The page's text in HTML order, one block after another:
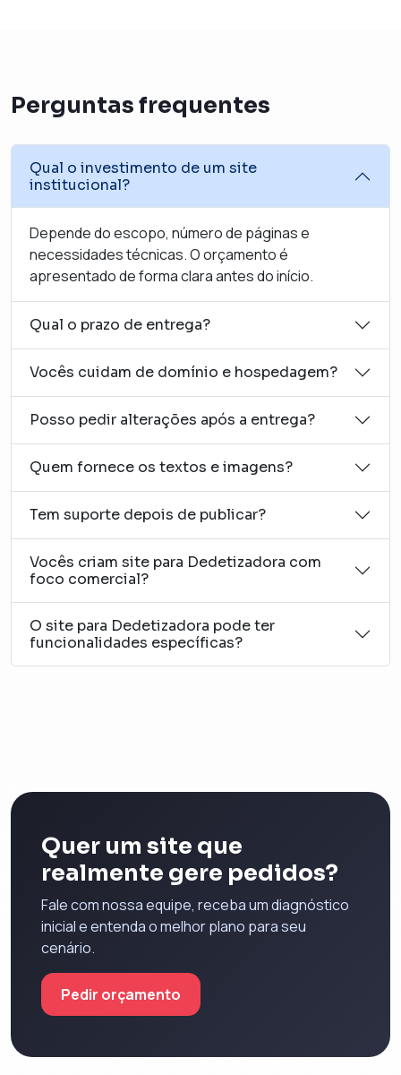
Perguntas frequentes
Qual o investimento de um site
institucional?
Depende do escopo, número de páginas e
necessidades técnicas. O orçamento é
apresentado de forma clara antes do início.
Qual o prazo de entrega?
Vocês cuidam de domínio e hospedagem?
Posso pedir alterações após a entrega?
Quem fornece os textos e imagens?
Tem suporte depois de publicar?
Vocês criam site para Dedetizadora com
foco comercial?
O site para Dedetizadora pode ter
funcionalidades específicas?
Quer um site que
realmente gere pedidos?
Fale com nossa equipe, receba um diagnóstico
inicial e entenda o melhor plano para seu
cenário.
Pedir orçamento